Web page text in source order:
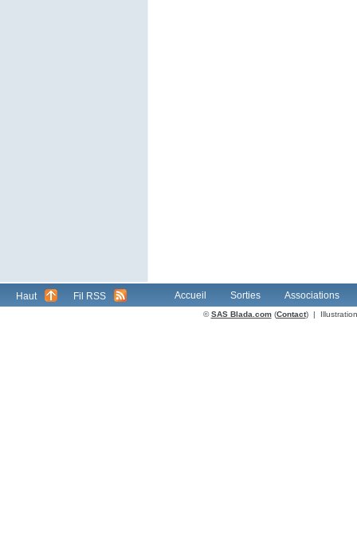
Haut Fil RSS Accueil Sorties Associations
©SAS Blada.com(Contact) |